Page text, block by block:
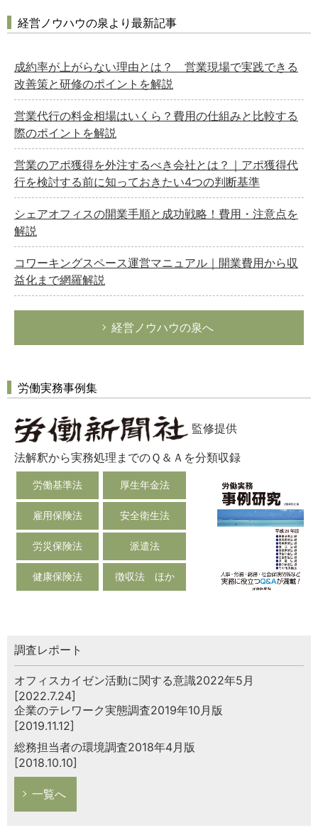
どのカテゴリーに投稿しますか？
選択してください
労務管理
税務経理
企業法務
経営の知恵
総務の給湯室
次へ
経営ノウハウの泉より最新記事
成約率が上がらない理由とは？ 営業現場で実践できる
改善策と研修のポイントを解説
営業代行の料金相場はいくら？費用の仕組みと比較する
際のポイントを解説
営業のアポ獲得を外注するべき会社とは？｜アポ獲得代
行を検討する前に知っておきたい4つの判断基準
シェアオフィスの開業手順と成功戦略！費用・注意点を
解説
コワーキングスペース運営マニュアル｜開業費用から収
益化まで網羅解説
経営ノウハウの泉へ
労働実務事例集
監修提供
法解釈から実務処理までのＱ＆Ａを分類収録
労働基準法 厚生年金法
雇用保険法 安全衛生法
労災保険法 派遣法
健康保険法 徴収法 ほか
調査レポート
オフィスカイゼン活動に関する意識2022年5月
[2022.7.24]
企業のテレワーク実態調査2019年10月版
[2019.11.12]
総務担当者の環境調査2018年4月版
[2018.10.10]
一覧へ